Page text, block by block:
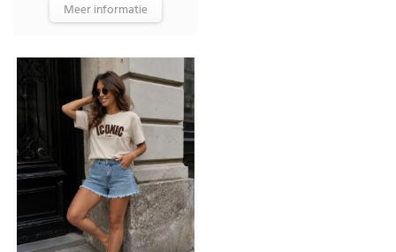
Meer informatie